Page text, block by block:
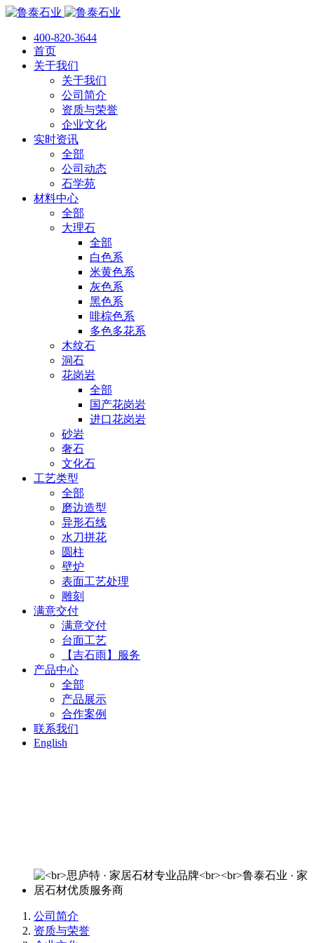
400-820-3644
首页
关于我们
关于我们
公司简介
资质与荣誉
企业文化
实时资讯
全部
公司动态
石学苑
材料中心
全部
大理石
全部
白色系
米黄色系
灰色系
黑色系
啡棕色系
多色多花系
木纹石
洞石
花岗岩
全部
国产花岗岩
进口花岗岩
砂岩
奢石
文化石
工艺类型
全部
磨边造型
异形石线
水刀拼花
圆柱
壁炉
表面工艺处理
雕刻
满意交付
满意交付
台面工艺
【吉石雨】服务
产品中心
全部
产品展示
合作案例
联系我们
English
公司简介
资质与荣誉